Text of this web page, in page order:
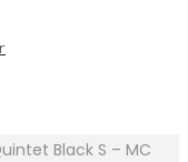
Black S – MC